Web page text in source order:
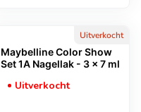
Uitverkocht
Maybelline Color Show
Set 1A Nagellak - 3 x 7 ml
Uitverkocht